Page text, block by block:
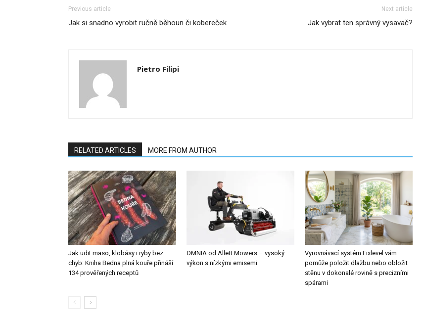
Previous article
Jak si snadno vyrobit ručně běhoun či kobereček
Next article
Jak vybrat ten správný vysavač?
Pietro Filipi
RELATED ARTICLES MORE FROM AUTHOR
Jak udit maso, klobásy i ryby bez
chyb: Kniha Bedna plná kouře přináší
134 prověřených receptů
OMNIA od Allett Mowers – vysoký
výkon s nízkými emisemi
Vyrovnávací systém Fixlevel vám
pomůže položit dlažbu nebo obložit
stěnu v dokonalé rovině s precizními
spárami